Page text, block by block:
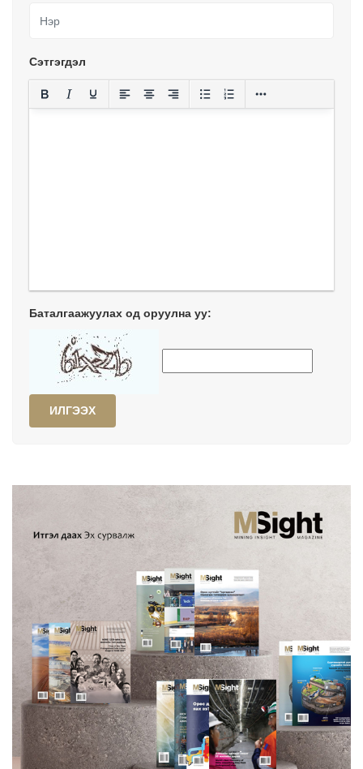
Сэтгэгдэл
Баталгаажуулах од оруулна уу:
ИЛГЭЭХ